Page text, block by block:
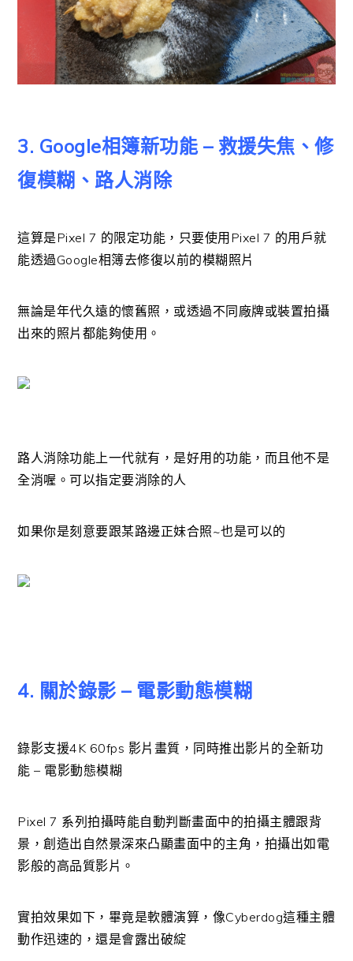
3. Google相簿新功能 – 救援失焦、修
復模糊、路人消除
這算是Pixel 7 的限定功能，只要使用Pixel 7 的用戶就
能透過Google相簿去修復以前的模糊照片
無論是年代久遠的懷舊照，或透過不同廠牌或裝置拍攝
出來的照片都能夠使用。
路人消除功能上一代就有，是好用的功能，而且他不是
全消喔。可以指定要消除的人
如果你是刻意要跟某路邊正妹合照~也是可以的
4. 關於錄影 – 電影動態模糊
錄影支援4K 60fps 影片畫質，同時推出影片的全新功
能 – 電影動態模糊
Pixel 7 系列拍攝時能自動判斷畫面中的拍攝主體跟背
景，創造出自然景深來凸顯畫面中的主角，拍攝出如電
影般的高品質影片。
實拍效果如下，畢竟是軟體演算，像Cyberdog這種主體
動作迅速的，還是會露出破綻